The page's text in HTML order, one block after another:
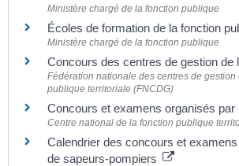
Ministère chargé de la fonction publique
Écoles de formation de la fonction
Ministère chargé de la fonction publique
Concours des centres de gestion de
Fédération nationale des centres de gestion
publique territoriale (FNCDG)
Concours et examens organisés par
Centre national de la fonction publique
Calendrier des concours et
de sapeurs-pompiers